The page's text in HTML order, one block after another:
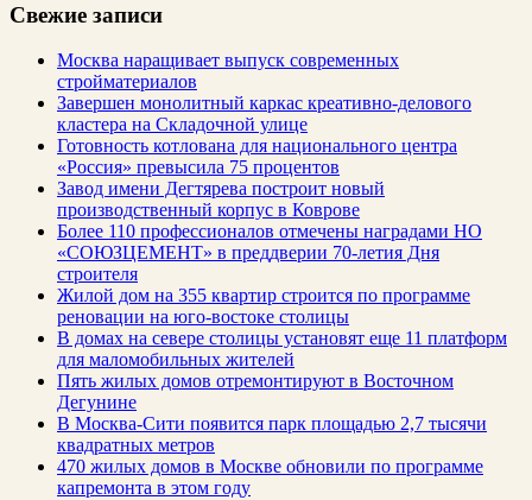
Свежие записи
Москва наращивает выпуск современных
стройматериалов
Завершен монолитный каркас креативно-делового
кластера на Складочной улице
Готовность котлована для национального центра
«Россия» превысила 75 процентов
Завод имени Дегтярева построит новый
производственный корпус в Коврове
Более 110 профессионалов отмечены наградами НО
«СОЮЗЦЕМЕНТ» в преддверии 70-летия Дня
строителя
Жилой дом на 355 квартир строится по программе
реновации на юго-востоке столицы
В домах на севере столицы установят еще 11 платформ
для маломобильных жителей
Пять жилых домов отремонтируют в Восточном
Дегунине
В Москва-Сити появится парк площадью 2,7 тысячи
квадратных метров
470 жилых домов в Москве обновили по программе
капремонта в этом году